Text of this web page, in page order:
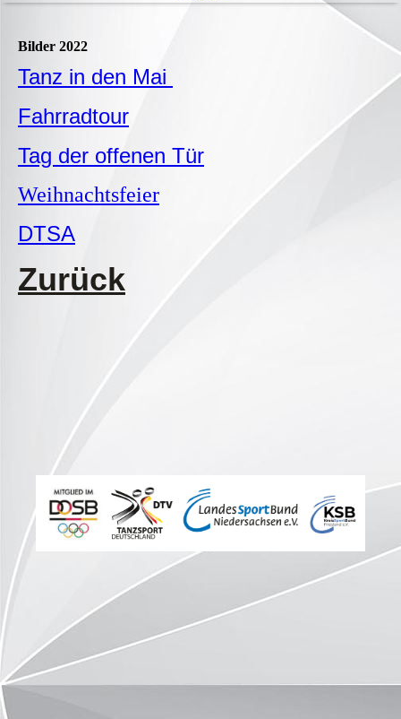
Bilder 2022
Tanz in den Mai
Fahrradtour
Tag der offenen Tür
Weihnachtsfeier
DTSA
Zurück